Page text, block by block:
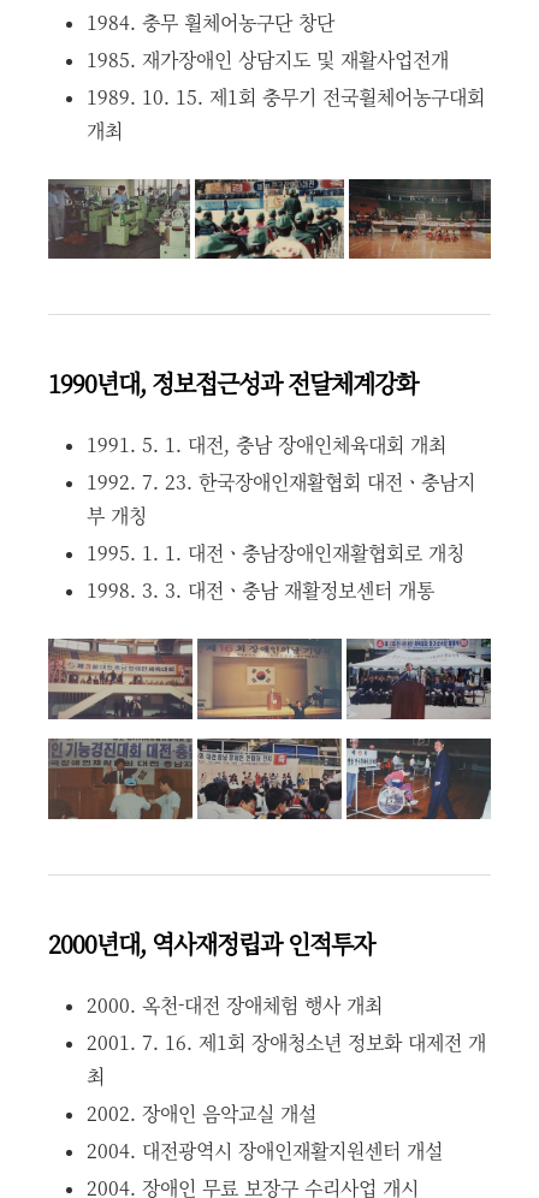
1984. 충무 휠체어농구단 창단
1985. 재가장애인 상담지도 및 재활사업전개
1989. 10. 15. 제1회 충무기 전국휠체어농구대회
개최
1990년대, 정보접근성과 전달체계강화
1991. 5. 1. 대전, 충남 장애인체육대회 개최
1992. 7. 23. 한국장애인재활협회 대전ㆍ충남지
부 개칭
1995. 1. 1. 대전ㆍ충남장애인재활협회로 개칭
1998. 3. 3. 대전ㆍ충남 재활정보센터 개통
2000년대, 역사재정립과 인적투자
2000. 옥천-대전 장애체험 행사 개최
2001. 7. 16. 제1회 장애청소년 정보화 대제전 개
최
2002. 장애인 음악교실 개설
2004. 대전광역시 장애인재활지원센터 개설
2004. 장애인 무료 보장구 수리사업 개시